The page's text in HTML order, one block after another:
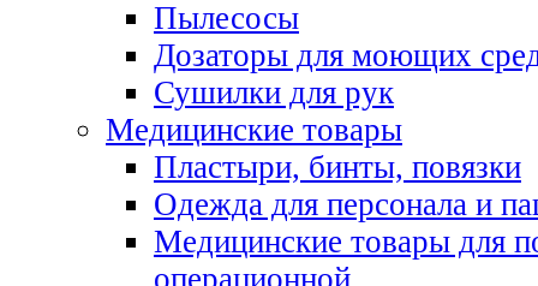
Пылесосы
Дозаторы для моющих
Сушилки для рук
Медицинские товары
Пластыри, бинты, повязки
Одежда для персонала и
Медицинские товары для
операционной